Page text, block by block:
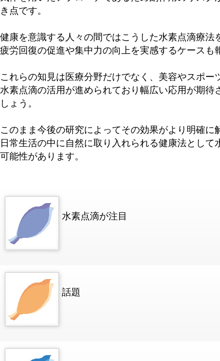
き点です。
健康を意識する人々の間ではこうした水素点滴療法
疲労回復の促進や集中力の向上を実感するケースも
これらの知見は医療分野だけでなく、美容やスポー
水素点滴の活用が進められており幅広い応用が期待
しょう。
このまま今後の研究によってその効果がより明確に
日常生活の中に自然に取り入れられる健康法として
可能性があります。
水素点滴が注目
話題